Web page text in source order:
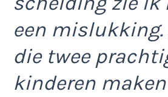
een mislukking.
die twee
kinderen